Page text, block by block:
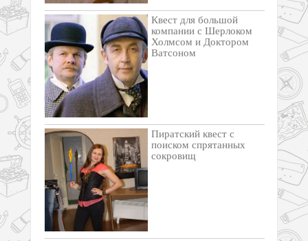
Квест для большой
компании с Шерлоком
Холмсом и Доктором
Ватсоном
Пиратский квест с
поиском спрятанных
сокровищ